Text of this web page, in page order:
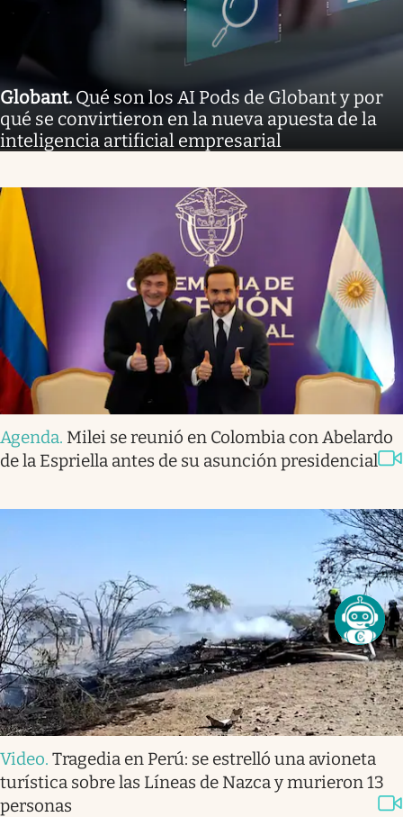
Globant.Qué son los AI Pods de Globant y por
qué se convirtieron en la nueva apuesta de la
inteligencia artificial empresarial
Agenda. Milei se reunió en Colombia con Abelardo
de la Espriella antes de su asunción presidencial
Video. Tragedia en Perú: se estrelló una avioneta
turística sobre las Líneas de Nazca y murieron 13
personas